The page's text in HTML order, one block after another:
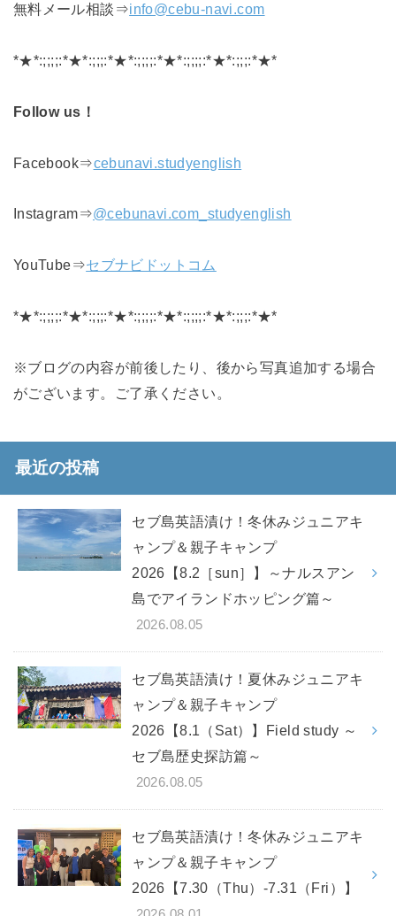
無料メール相談⇒info@cebu-navi.com
*★*:;;;;:*★*:;;;:*★*:;;;;:*★*:;;;;:*★*:;;;:*★*
Follow us！
Facebook⇒cebunavi.studyenglish
Instagram⇒@cebunavi.com_studyenglish
YouTube⇒セブナビドットコム
*★*:;;;;:*★*:;;;:*★*:;;;;:*★*:;;;;:*★*:;;;:*★*
※ブログの内容が前後したり、後から写真追加する場合
がございます。ご了承ください。
最近の投稿
セブ島英語漬け！冬休みジュニアキ
ャンプ＆親子キャンプ
2026【8.2［sun］】～ナルスアン
島でアイランドホッピング篇～
2026.08.05
セブ島英語漬け！夏休みジュニアキ
ャンプ＆親子キャンプ
2026【8.1（Sat）】Field study ～
セブ島歴史探訪篇～
2026.08.05
セブ島英語漬け！冬休みジュニアキ
ャンプ＆親子キャンプ
2026【7.30（Thu）-7.31（Fri）】